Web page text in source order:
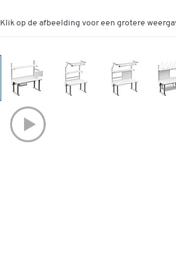
Klik op de afbeelding voor een grotere